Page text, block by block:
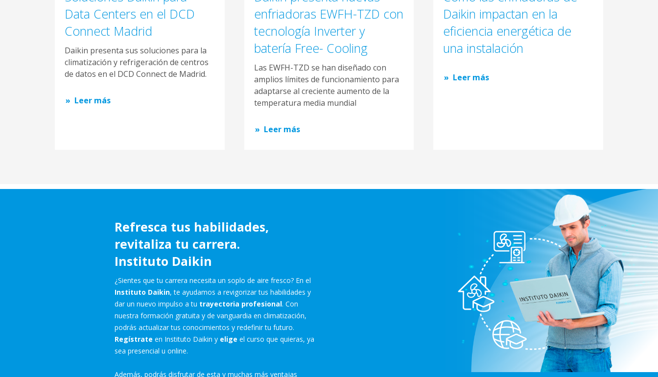
Data Centers en el DCD
Connect Madrid
Daikin presenta sus soluciones para la
climatización y refrigeración de centros
de datos en el DCD Connect de Madrid.
Leer más
enfriadoras EWFH-TZD con
tecnología Inverter y
batería Free- Cooling
Las EWFH-TZD se han diseñado con
amplios límites de funcionamiento para
adaptarse al creciente aumento de la
temperatura media mundial
Leer más
Daikin impactan en la
eficiencia energética de
una instalación
Leer más
Refresca tus habilidades,
revitaliza tu carrera.
Instituto Daikin
¿Sientes que tu carrera necesita un soplo de aire fresco? En el
Instituto Daikin, te ayudamos a revigorizar tus habilidades y
dar un nuevo impulso a tu trayectoria profesional. Con
nuestra formación gratuita y de vanguardia en climatización,
podrás actualizar tus conocimientos y redefinir tu futuro.
Regístrate en Instituto Daikin y elige el curso que quieras, ya
sea presencial u online.
Además, podrás disfrutar de esta y muchas más ventajas